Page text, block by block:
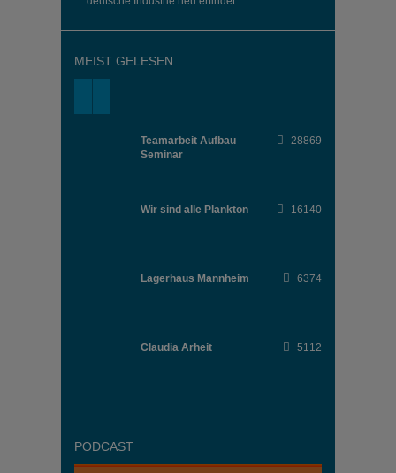
MEIST GELESEN
Teamarbeit Aufbau
Seminar
28869
Wir sind alle Plankton 16140
Lagerhaus Mannheim 6374
Claudia Arheit 5112
PODCAST